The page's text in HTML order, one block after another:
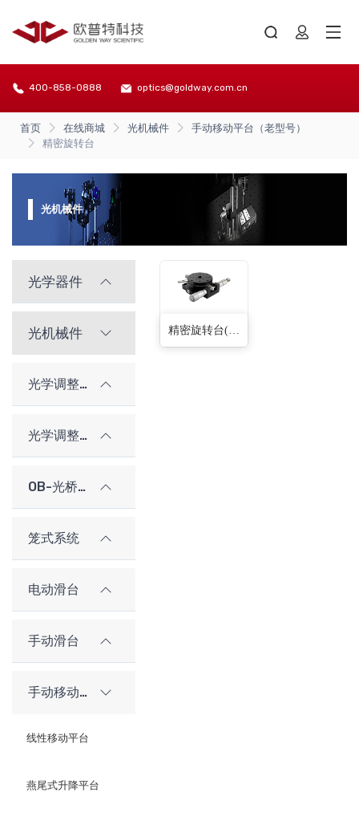
400-858-0888 optics@goldway.com.cn
首页 在线商城 光机械件
手动移动平台（老型号）
精密旋转台
光机械件
光学器件
光机械件
光学调整架
光学调整架（老型号）
OB-光桥光学架构系统
笼式系统
电动滑台
手动滑台
手动移动平台（老型号）
线性移动平台
燕尾式升降平台
精密旋转台(6种)